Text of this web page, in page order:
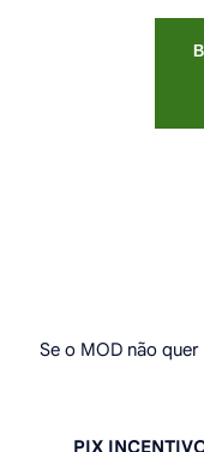
Se o MOD não
PIX